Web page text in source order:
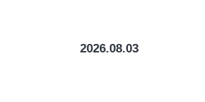
2026.08.03